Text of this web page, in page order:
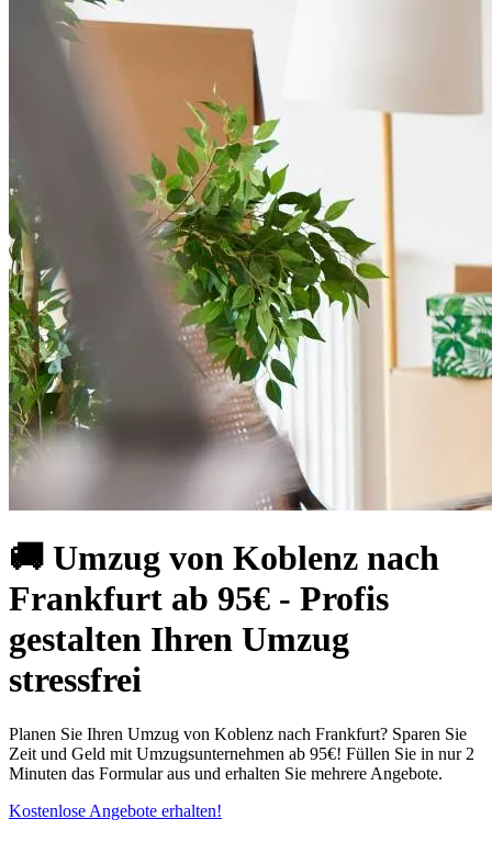
🚚 Umzug von Koblenz nach
Frankfurt ab 95€ - Profis
gestalten Ihren Umzug
stressfrei
Planen Sie Ihren Umzug von Koblenz nach Frankfurt? Sparen Sie
Zeit und Geld mit Umzugsunternehmen ab 95€! Füllen Sie in nur 2
Minuten das Formular aus und erhalten Sie mehrere Angebote.
Kostenlose Angebote erhalten!